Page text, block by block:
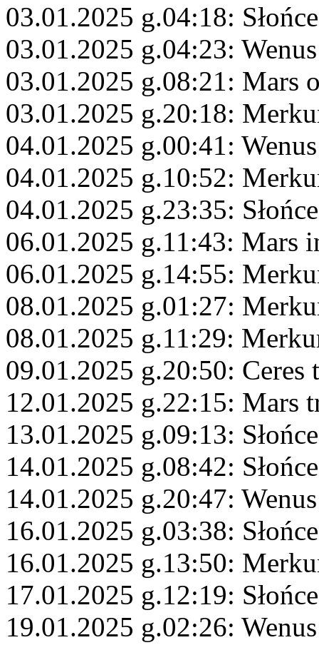
03.01.2025 g.04:18:
03.01.2025 g.04:23:
03.01.2025 g.08:21: Mars
03.01.2025 g.20:18:
04.01.2025 g.00:41:
04.01.2025 g.10:52:
04.01.2025 g.23:35:
06.01.2025 g.11:43: Mars
06.01.2025 g.14:55:
08.01.2025 g.01:27:
08.01.2025 g.11:29:
09.01.2025 g.20:50: Ceres
12.01.2025 g.22:15: Mars
13.01.2025 g.09:13:
14.01.2025 g.08:42:
14.01.2025 g.20:47:
16.01.2025 g.03:38:
16.01.2025 g.13:50:
17.01.2025 g.12:19:
19.01.2025 g.02:26: